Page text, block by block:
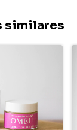
similares